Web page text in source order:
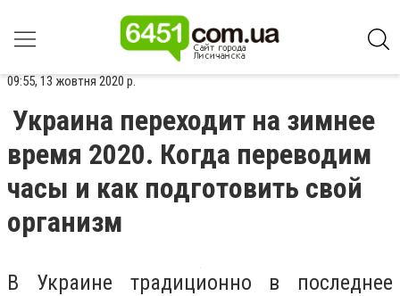
09:55, 13 жовтня 2020 р.
Украина переходит на зимнее
время 2020. Когда переводим
часы и как подготовить свой
организм
В Украине традиционно в последнее